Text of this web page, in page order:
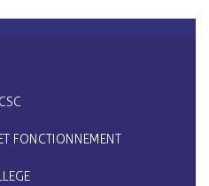
FONCTIONNEMENT